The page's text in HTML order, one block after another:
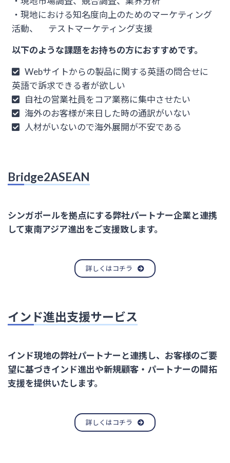
・現地における知名度向上のためのマーケティング
活動、 テストマーケティング支援
以下のような課題をお持ちの方におすすめです。
Webサイトからの製品に関する英語の問合せに
英語で訴求できる者が欲しい
自社の営業社員をコア業務に集中させたい
海外のお客様が来日した時の通訳がいない
人材がいないので海外展開が不安である
Bridge2ASEAN
シンガポールを拠点にする弊社パートナー企業と連携
して東南アジア進出をご支援致します。
詳しくはコチラ
インド進出支援サービス
インド現地の弊社パートナーと連携し、お客様のご要
望に基づきインド進出や新規顧客・パートナーの開拓
支援を提供いたします。
詳しくはコチラ